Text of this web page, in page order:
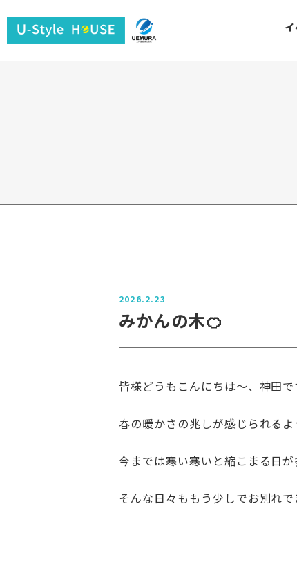
ユ
ー
2026.2.23
みかんの木🍊
皆様どうもこんにちは～、神田
春の暖かさの兆しが感じられる
今までは寒い寒いと縮こまる日が
そんな日々ももう少しでお別れで